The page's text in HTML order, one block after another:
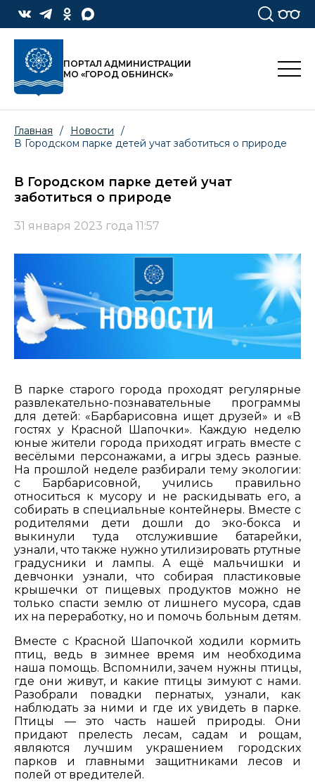
ПОРТАЛ АДМИНИСТРАЦИИ
МО «ГОРОД ОБНИНСК»
Главная / Новости
/
В Городском парке детей учат заботиться о природе
В Городском парке детей учат
заботиться о природе
31 января 2023 года 11:57
В парке старого города проходят регулярные
развлекательно-познавательные программы
для детей: «Барбарисовна ищет друзей» и «В
гостях у Красной Шапочки». Каждую неделю
юные жители города приходят играть вместе с
весёлыми персонажами, а игры здесь разные.
На прошлой неделе разбирали тему экологии:
с Барбарисовной, учились правильно
относиться к мусору и не раскидывать его, а
собирать в специальные контейнеры. Вместе с
родителями дети дошли до эко-бокса и
выкинули туда отслужившие батарейки,
узнали, что также нужно утилизировать ртутные
градусники и лампы. А ещё мальчишки и
девчонки узнали, что собирая пластиковые
крышечки от пищевых продуктов можно не
только спасти землю от лишнего мусора, сдав
их на переработку, но и помочь больным детям.
Вместе с Красной Шапочкой ходили кормить
птиц, ведь в зимнее время им необходима
наша помощь. Вспомнили, зачем нужны птицы,
где они живут, и какие птицы зимуют с нами.
Разобрали повадки пернатых, узнали, как
наблюдать за ними и где их увидеть в парке.
Птицы — это часть нашей природы. Они
придают прелесть лесам, садам и рощам,
являются лучшим украшением городских
парков и главными защитниками лесов и
полей от вредителей.